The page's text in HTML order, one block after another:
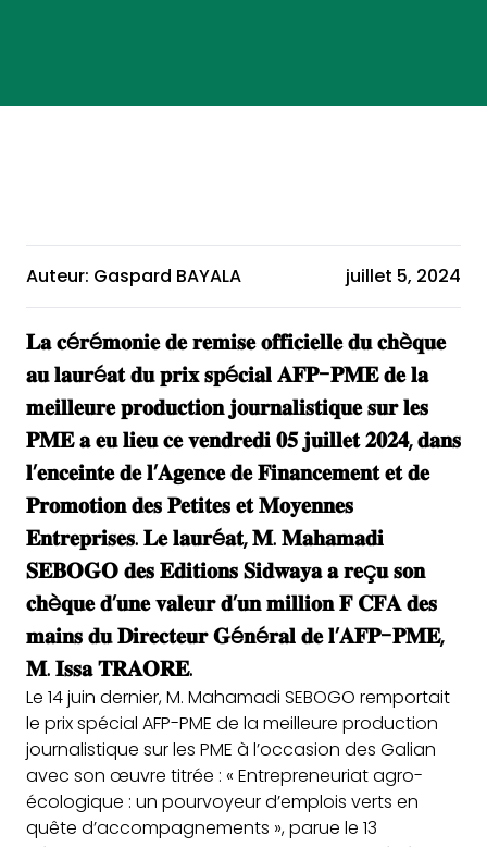
Auteur: Gaspard BAYALA juillet 5, 2024
𝐋𝐚 𝐜é𝐫é𝐦𝐨𝐧𝐢𝐞 𝐝𝐞 𝐫𝐞𝐦𝐢𝐬𝐞 𝐨𝐟𝐟𝐢𝐜𝐢𝐞𝐥𝐥𝐞 𝐝𝐮 𝐜𝐡è𝐪𝐮𝐞
𝐚𝐮 𝐥𝐚𝐮𝐫é𝐚𝐭 𝐝𝐮 𝐩𝐫𝐢𝐱 𝐬𝐩é𝐜𝐢𝐚𝐥 𝐀𝐅𝐏-𝐏𝐌𝐄 𝐝𝐞 𝐥𝐚
𝐦𝐞𝐢𝐥𝐥𝐞𝐮𝐫𝐞 𝐩𝐫𝐨𝐝𝐮𝐜𝐭𝐢𝐨𝐧 𝐣𝐨𝐮𝐫𝐧𝐚𝐥𝐢𝐬𝐭𝐢𝐪𝐮𝐞 𝐬𝐮𝐫 𝐥𝐞𝐬
𝐏𝐌𝐄 𝐚 𝐞𝐮 𝐥𝐢𝐞𝐮 𝐜𝐞 𝐯𝐞𝐧𝐝𝐫𝐞𝐝𝐢 𝟎𝟓 𝐣𝐮𝐢𝐥𝐥𝐞𝐭 𝟐𝟎𝟐𝟒, 𝐝𝐚𝐧𝐬
𝐥’𝐞𝐧𝐜𝐞𝐢𝐧𝐭𝐞 𝐝𝐞 𝐥’𝐀𝐠𝐞𝐧𝐜𝐞 𝐝𝐞 𝐅𝐢𝐧𝐚𝐧𝐜𝐞𝐦𝐞𝐧𝐭 𝐞𝐭 𝐝𝐞
𝐏𝐫𝐨𝐦𝐨𝐭𝐢𝐨𝐧 𝐝𝐞𝐬 𝐏𝐞𝐭𝐢𝐭𝐞𝐬 𝐞𝐭 𝐌𝐨𝐲𝐞𝐧𝐧𝐞𝐬
𝐄𝐧𝐭𝐫𝐞𝐩𝐫𝐢𝐬𝐞𝐬. 𝐋𝐞 𝐥𝐚𝐮𝐫é𝐚𝐭, 𝐌. 𝐌𝐚𝐡𝐚𝐦𝐚𝐝𝐢
𝐒𝐄𝐁𝐎𝐆𝐎 𝐝𝐞𝐬 𝐄𝐝𝐢𝐭𝐢𝐨𝐧𝐬 𝐒𝐢𝐝𝐰𝐚𝐲𝐚 𝐚 𝐫𝐞ç𝐮 𝐬𝐨𝐧
𝐜𝐡è𝐪𝐮𝐞 𝐝’𝐮𝐧𝐞 𝐯𝐚𝐥𝐞𝐮𝐫 𝐝’𝐮𝐧 𝐦𝐢𝐥𝐥𝐢𝐨𝐧 𝐅 𝐂𝐅𝐀 𝐝𝐞𝐬
𝐦𝐚𝐢𝐧𝐬 𝐝𝐮 𝐃𝐢𝐫𝐞𝐜𝐭𝐞𝐮𝐫 𝐆é𝐧é𝐫𝐚𝐥 𝐝𝐞 𝐥’𝐀𝐅𝐏-𝐏𝐌𝐄,
𝐌. 𝐈𝐬𝐬𝐚 𝐓𝐑𝐀𝐎𝐑𝐄.
Le 14 juin dernier, M. Mahamadi SEBOGO remportait
le prix spécial AFP-PME de la meilleure production
journalistique sur les PME à l’occasion des Galian
avec son œuvre titrée : « Entrepreneuriat agro-
écologique : un pourvoyeur d’emplois verts en
quête d’accompagnements », parue le 13